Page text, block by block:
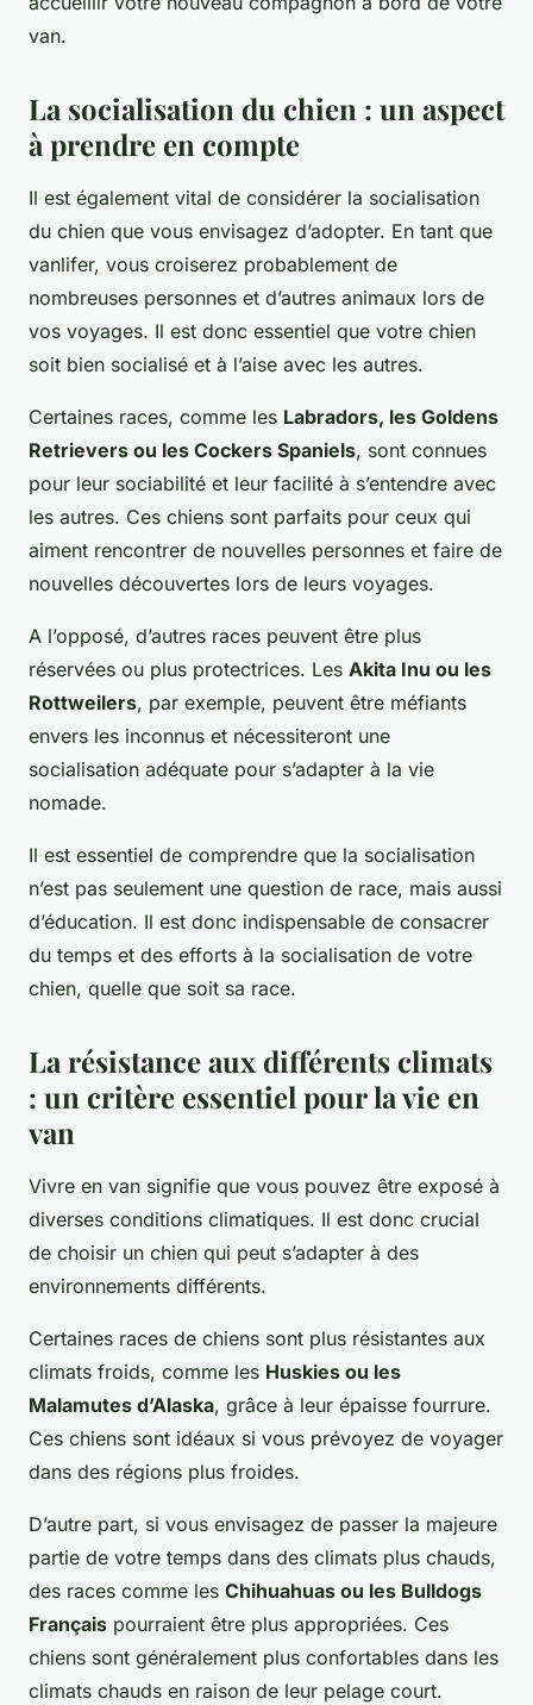
van.
La socialisation du chien : un aspect
à prendre en compte
Il est également vital de considérer la socialisation
du chien que vous envisagez d’adopter. En tant que
vanlifer, vous croiserez probablement de
nombreuses personnes et d’autres animaux lors de
vos voyages. Il est donc essentiel que votre chien
soit bien socialisé et à l’aise avec les autres.
Certaines races, comme les Labradors, les Goldens
Retrievers ou les Cockers Spaniels, sont connues
pour leur sociabilité et leur facilité à s’entendre avec
les autres. Ces chiens sont parfaits pour ceux qui
aiment rencontrer de nouvelles personnes et faire de
nouvelles découvertes lors de leurs voyages.
A l’opposé, d’autres races peuvent être plus
réservées ou plus protectrices. Les Akita Inu ou les
Rottweilers, par exemple, peuvent être méfiants
envers les inconnus et nécessiteront une
socialisation adéquate pour s’adapter à la vie
nomade.
Il est essentiel de comprendre que la socialisation
n’est pas seulement une question de race, mais aussi
d’éducation. Il est donc indispensable de consacrer
du temps et des efforts à la socialisation de votre
chien, quelle que soit sa race.
La résistance aux différents climats
: un critère essentiel pour la vie en
van
Vivre en van signifie que vous pouvez être exposé à
diverses conditions climatiques. Il est donc crucial
de choisir un chien qui peut s’adapter à des
environnements différents.
Certaines races de chiens sont plus résistantes aux
climats froids, comme les Huskies ou les
Malamutes d’Alaska, grâce à leur épaisse fourrure.
Ces chiens sont idéaux si vous prévoyez de voyager
dans des régions plus froides.
D’autre part, si vous envisagez de passer la majeure
partie de votre temps dans des climats plus chauds,
des races comme les Chihuahuas ou les Bulldogs
Français pourraient être plus appropriées. Ces
chiens sont généralement plus confortables dans les
climats chauds en raison de leur pelage court.